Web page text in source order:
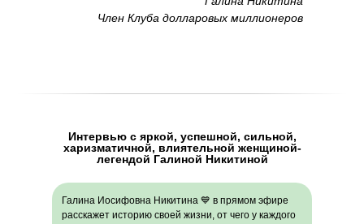
Член Клуба долларовых миллионеров
Интервью с яркой, успешной, сильной,
харизматичной, влиятельной женщиной-
легендой Галиной Никитиной
Галина Иосифовна Никитина 💙 в прямом эфире
расскажет историю своей жизни, от чего у каждого